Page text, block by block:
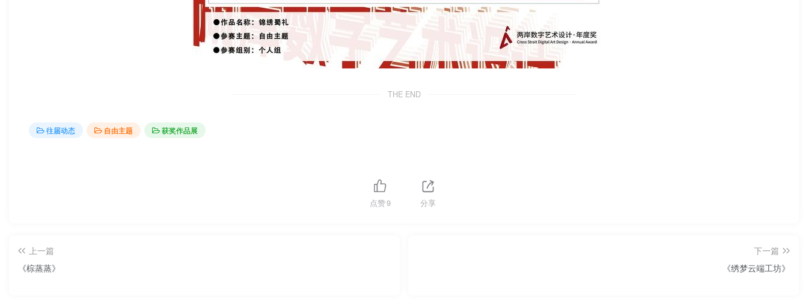
THE END
往届动态 自由主题 获奖作品展
点赞9 分享
上一篇
《棕蒸蒸》
下一篇
《绣梦云端工坊》